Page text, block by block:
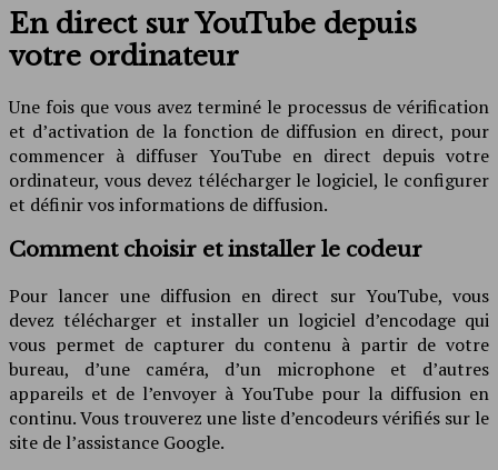
En direct sur YouTube depuis
votre ordinateur
Une fois que vous avez terminé le processus de vérification
et d’activation de la fonction de diffusion en direct, pour
commencer à diffuser YouTube en direct depuis votre
ordinateur, vous devez télécharger le logiciel, le configurer
et définir vos informations de diffusion.
Comment choisir et installer le codeur
Pour lancer une diffusion en direct sur YouTube, vous
devez télécharger et installer un logiciel d’encodage qui
vous permet de capturer du contenu à partir de votre
bureau, d’une caméra, d’un microphone et d’autres
appareils et de l’envoyer à YouTube pour la diffusion en
continu. Vous trouverez une liste d’encodeurs vérifiés sur le
site de l’assistance Google.